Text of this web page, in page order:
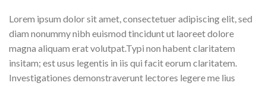
Lorem ipsum dolor sit amet, consectetuer adipiscing elit, sed
diam nonummy nibh euismod tincidunt ut laoreet dolore
magna aliquam erat volutpat.Typi non habent claritatem
insitam; est usus legentis in iis qui facit eorum claritatem.
Investigationes demonstraverunt lectores legere me lius